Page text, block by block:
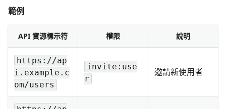
範例
API 資源標示符 權限 說明
https://ap
i.example.c
om/users
invite:use
r
邀請新使用者